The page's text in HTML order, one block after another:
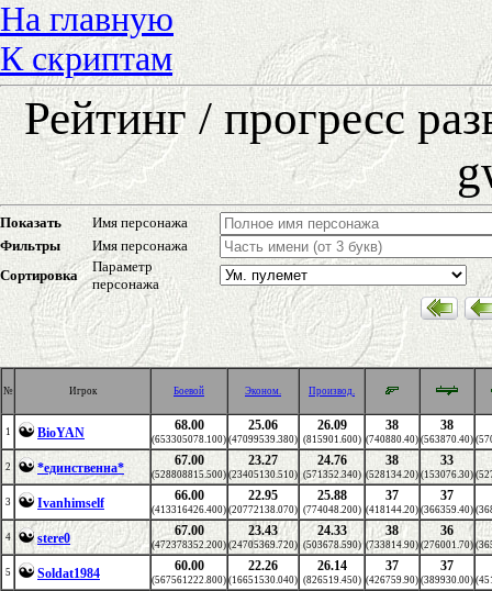
На главную
К скриптам
Рейтинг / прогресс
Показать
Имя персонажа
Фильтры
Имя персонажа
Сортировка
Параметр
персонажа
№ Игрок Боевой Эконом. Производ.
1 BioYAN 68.00
(653305078.100)
25.06
(47099539.380)
26.09
(815901.600)
38
(740880.40)
38
(563870.40)
2 *единственна* 67.00
(528808815.500)
23.27
(23405130.510)
24.76
(571352.340)
38
(528134.20)
33
(153076.30)
3 Ivanhimself 66.00
(413316426.400)
22.95
(20772138.070)
25.88
(774048.200)
37
(418144.20)
37
(366359.40)
4 stere0 67.00
(472378352.200)
23.43
(24705369.720)
24.33
(503678.590)
38
(733814.90)
36
(276001.70)
5 Soldat1984 60.00
(567561222.800)
22.26
(16651530.040)
26.14
(826519.450)
37
(426759.90)
37
(389930.00)